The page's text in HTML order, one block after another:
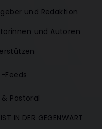
und Redaktion
und Autoren
Feeds
Pastoral
IN DER GEGENWART